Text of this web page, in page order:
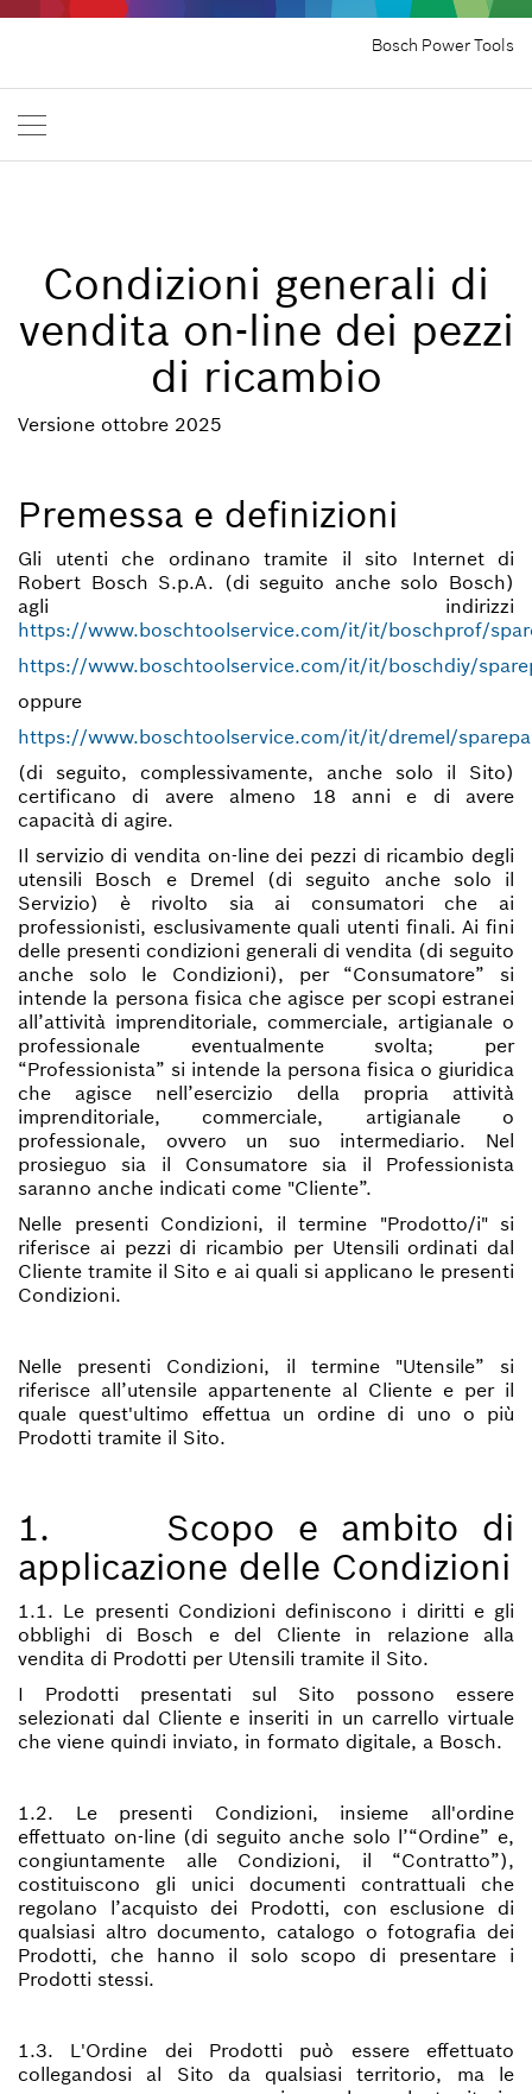
Bosch Power Tools
Condizioni generali di
vendita on-line dei pezzi
di ricambio
Versione ottobre 2025
Premessa e definizioni
Gli utenti che ordinano tramite il sito Internet di
Robert Bosch S.p.A. (di seguito anche solo Bosch)
agli indirizzi
https://www.boschtoolservice.com/it/it/boschprof/
https://www.boschtoolservice.com/it/it/boschdiy/
oppure
https://www.boschtoolservice.com/it/it/dremel/
(di seguito, complessivamente, anche solo il Sito)
certificano di avere almeno 18 anni e di avere
capacità di agire.
Il servizio di vendita on-line dei pezzi di ricambio degli
utensili Bosch e Dremel (di seguito anche solo il
Servizio) è rivolto sia ai consumatori che ai
professionisti, esclusivamente quali utenti finali. Ai fini
delle presenti condizioni generali di vendita (di seguito
anche solo le Condizioni), per “Consumatore” si
intende la persona fisica che agisce per scopi estranei
all’attività imprenditoriale, commerciale, artigianale o
professionale eventualmente svolta; per
“Professionista” si intende la persona fisica o giuridica
che agisce nell’esercizio della propria attività
imprenditoriale, commerciale, artigianale o
professionale, ovvero un suo intermediario. Nel
prosieguo sia il Consumatore sia il Professionista
saranno anche indicati come "Cliente”.
Nelle presenti Condizioni, il termine "Prodotto/i" si
riferisce ai pezzi di ricambio per Utensili ordinati dal
Cliente tramite il Sito e ai quali si applicano le presenti
Condizioni.
Nelle presenti Condizioni, il termine "Utensile” si
riferisce all’utensile appartenente al Cliente e per il
quale quest'ultimo effettua un ordine di uno o più
Prodotti tramite il Sito.
1. Scopo e ambito di
applicazione delle Condizioni
1.1. Le presenti Condizioni definiscono i diritti e gli
obblighi di Bosch e del Cliente in relazione alla
vendita di Prodotti per Utensili tramite il Sito.
I Prodotti presentati sul Sito possono essere
selezionati dal Cliente e inseriti in un carrello virtuale
che viene quindi inviato, in formato digitale, a Bosch.
1.2. Le presenti Condizioni, insieme all'ordine
effettuato on-line (di seguito anche solo l’“Ordine” e,
congiuntamente alle Condizioni, il “Contratto”),
costituiscono gli unici documenti contrattuali che
regolano l’acquisto dei Prodotti, con esclusione di
qualsiasi altro documento, catalogo o fotografia dei
Prodotti, che hanno il solo scopo di presentare i
Prodotti stessi.
1.3. L'Ordine dei Prodotti può essere effettuato
collegandosi al Sito da qualsiasi territorio, ma le